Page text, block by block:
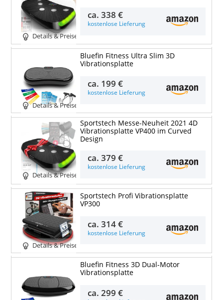
Details & Preise
ca.338 €
kostenlose Lieferung
Details & Preise
Bluefin Fitness Ultra Slim 3D
Vibrationsplatte
ca. 199 €
kostenlose Lieferung
Details & Preise
Sportstech Messe-Neuheit 2021 4D
Vibrationsplatte VP400 im Curved
Design
ca.379 €
kostenlose Lieferung
Details & Preise
Sportstech Profi Vibrationsplatte
VP300
ca.314 €
kostenlose Lieferung
Bluefin Fitness 3D Dual-Motor
Vibrationsplatte
ca.299 €